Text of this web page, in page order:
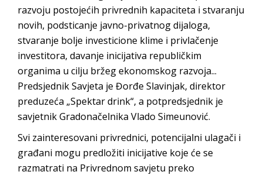
razvoju postojećih privrednih kapaciteta i stvaranju
novih, podsticanje javno-privatnog dijaloga,
stvaranje bolje investicione klime i privlačenje
investitora, davanje inicijativa republičkim
organima u cilju bržeg ekonomskog razvoja...
Predsjednik Savjeta je Đorđe Slavinjak, direktor
preduzeća „Spektar drink“, a potpredsjednik je
savjetnik Gradonačelnika Vlado Simeunović.
Svi zainteresovani privrednici, potencijalni ulagači i
građani mogu predložiti inicijative koje će se
razmatrati na Privrednom savjetu preko